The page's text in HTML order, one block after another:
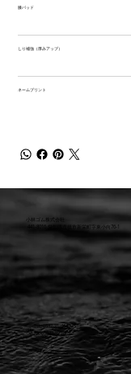
膝パッド
しり補強（厚みアップ）
ネームプリント
小林ゴム株式会社
441-8016 愛知県豊橋市新栄町字東小向76-1
TEL:0532-31-4646
FAX:0532-32-6810